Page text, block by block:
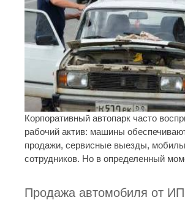
Корпоративный автопарк часто
рабочий актив: машины
продажи, сервисные выезды,
сотрудников. Но в определенный
Продажа автомобиля от